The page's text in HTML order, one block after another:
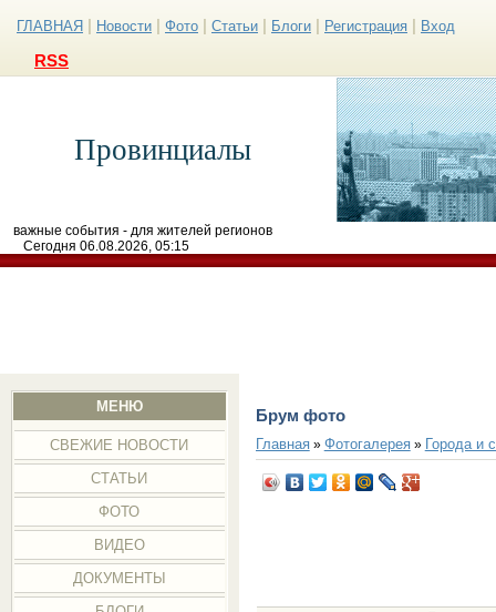
ГЛАВНАЯ Новости Фото Статьи Блоги Регистрация Вход
RSS
Провинциалы
важные события - для жителей регионов
Сегодня 06.08.2026, 05:15
МЕНЮ
СВЕЖИЕ НОВОСТИ
СТАТЬИ
ФОТО
ВИДЕО
ДОКУМЕНТЫ
Брум фото
Главная» Фотогалерея» Города и